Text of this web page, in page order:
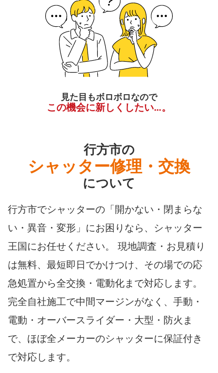
見た目もボロボロなので
この機会に新しくしたい…。
行方市の
シャッター修理・交換
について
行方市でシャッターの「開かない・閉まらな
い・異音・変形」にお困りなら、シャッター
王国にお任せください。 現地調査・お見積り
は無料、最短即日でかけつけ、その場での応
急処置から全交換・電動化まで対応します。
完全自社施工で中間マージンがなく、手動・
電動・オーバースライダー・大型・防火ま
で、ほぼ全メーカーのシャッターに保証付き
で対応します。